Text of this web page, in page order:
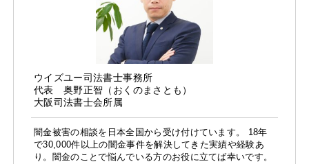
ウイズユー司法書士事務所
代表 奥野正智（おくのまさとも）
大阪司法書士会所属
闇金被害の相談を日本全国から受け付けています。 18年
で30,000件以上の闇金事件を解決してきた実績や経験あ
り。闇金のことで悩んでいる方のお役に立てば幸いです。